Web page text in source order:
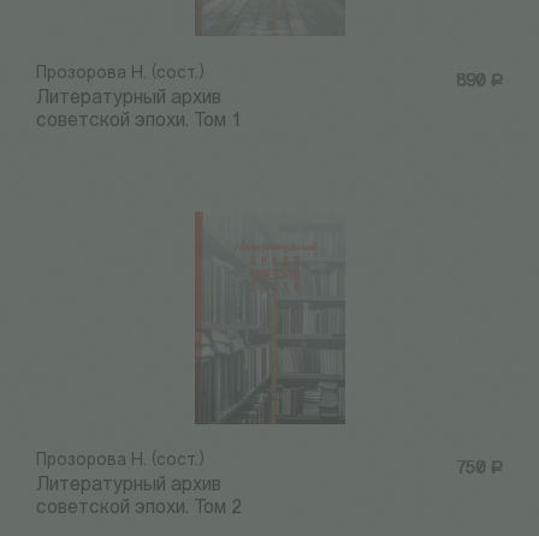
890 Р
Прозорова Н. (сост.)
Литературный архив
советской эпохи. Том 1
750 Р
Прозорова Н. (сост.)
Литературный архив
советской эпохи. Том 2